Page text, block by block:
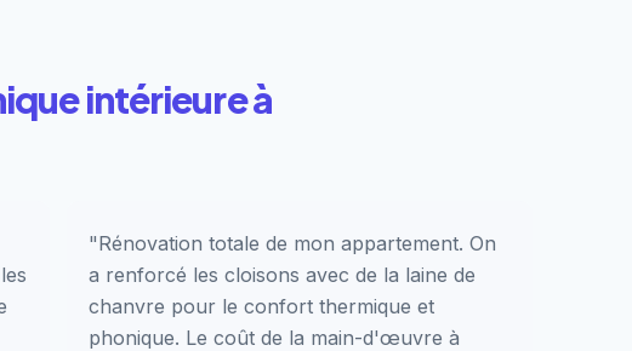
intérieure à
"Rénovation totale de mon appartement. On
a renforcé les cloisons avec de la laine de
chanvre pour le confort thermique et
phonique. Le coût de la main-d'œuvre à